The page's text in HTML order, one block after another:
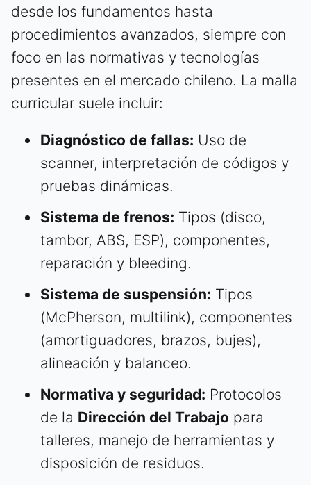
desde los fundamentos hasta
procedimientos avanzados, siempre con
foco en las normativas y tecnologías
presentes en el mercado chileno. La malla
curricular suele incluir:
Diagnóstico de fallas: Uso de
scanner, interpretación de códigos y
pruebas dinámicas.
Sistema de frenos: Tipos (disco,
tambor, ABS, ESP), componentes,
reparación y bleeding.
Sistema de suspensión: Tipos
(McPherson, multilink), componentes
(amortiguadores, brazos, bujes),
alineación y balanceo.
Normativa y seguridad: Protocolos
de la Dirección del Trabajo para
talleres, manejo de herramientas y
disposición de residuos.